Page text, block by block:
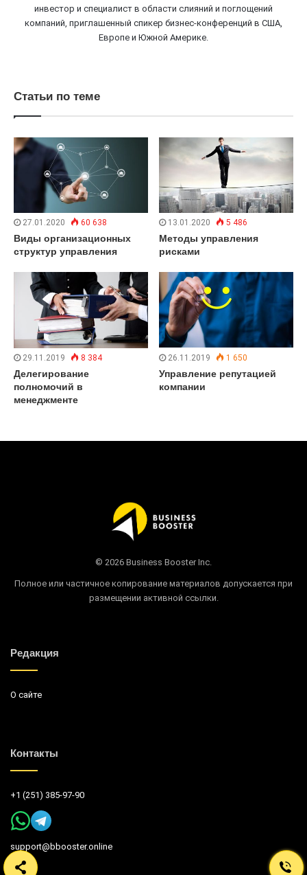
инвестор и специалист в области слияний и поглощений
компаний, приглашенный спикер бизнес-конференций в США,
Европе и Южной Америке.
Статьи по теме
27.01.2020 60 638
Виды организационных
структур управления
13.01.2020 5 486
Методы управления
рисками
29.11.2019 8 384
Делегирование
полномочий в
менеджменте
26.11.2019 1 650
Управление репутацией
компании
© 2026 Business Booster Inc.
Полное или частичное копирование материалов допускается при
размещении активной ссылки.
Редакция
О сайте
Контакты
+1 (251) 385-97-90
support@bbooster.online